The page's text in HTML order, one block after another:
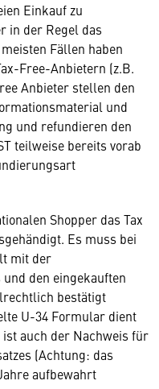
Einkauf zu
in der Regel das
Fällen haben
Free-Anbietern (z.B.
Anbieter stellen den
und
und refundieren den
teilweise bereits vorab
Shopper das Tax
Es muss bei
mit der
den eingekauften
bestätigt
U-34 Formular dient
auch der Nachweis für
(Achtung: das
aufbewahrt